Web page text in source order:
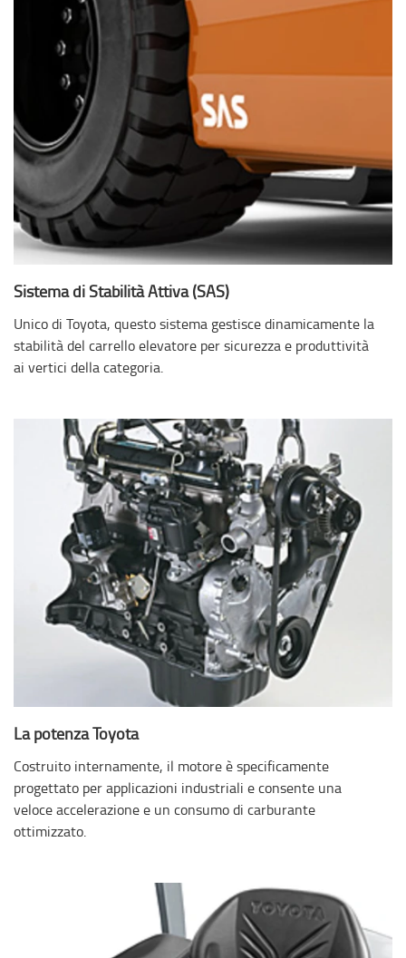
Sistema di Stabilità Attiva (SAS)
Unico di Toyota, questo sistema gestisce dinamicamente la
stabilità del carrello elevatore per sicurezza e produttività
ai vertici della categoria.
La potenza Toyota
Costruito internamente, il motore è specificamente
progettato per applicazioni industriali e consente una
veloce accelerazione e un consumo di carburante
ottimizzato.